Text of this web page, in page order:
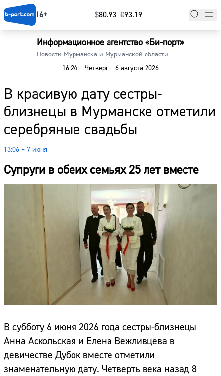
16+ $⁠80.93 €⁠93.19
Информационное агентство «Би-порт»
Новости Мурманска и Мурманской области
16:24 – Четверг – 6 августа 2026
В красивую дату сестры-
близнецы в Мурманске отметили
серебряные свадьбы
13:06 – 7 июня
Супруги в обеих семьях 25 лет вместе
В субботу 6 июня 2026 года сестры-близнецы
Анна Аскольская и Елена Вежливцева в
девичестве Дубок вместе отметили
знаменательную дату. Четверть века назад 8
Главная
Наши гости
Фоторепортажи
Погода
Курсы валют